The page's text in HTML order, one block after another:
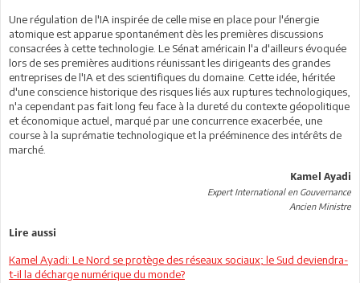
Une régulation de l'IA inspirée de celle mise en place pour l'énergie
atomique est apparue spontanément dès les premières discussions
consacrées à cette technologie. Le Sénat américain l'a d'ailleurs évoquée
lors de ses premières auditions réunissant les dirigeants des grandes
entreprises de l'IA et des scientifiques du domaine. Cette idée, héritée
d'une conscience historique des risques liés aux ruptures technologiques,
n'a cependant pas fait long feu face à la dureté du contexte géopolitique
et économique actuel, marqué par une concurrence exacerbée, une
course à la suprématie technologique et la prééminence des intérêts de
marché.
Kamel Ayadi
Expert International en Gouvernance
Ancien Ministre
Lire aussi
Kamel Ayadi: Le Nord se protège des réseaux sociaux; le Sud deviendra-
t-il la décharge numérique du monde?